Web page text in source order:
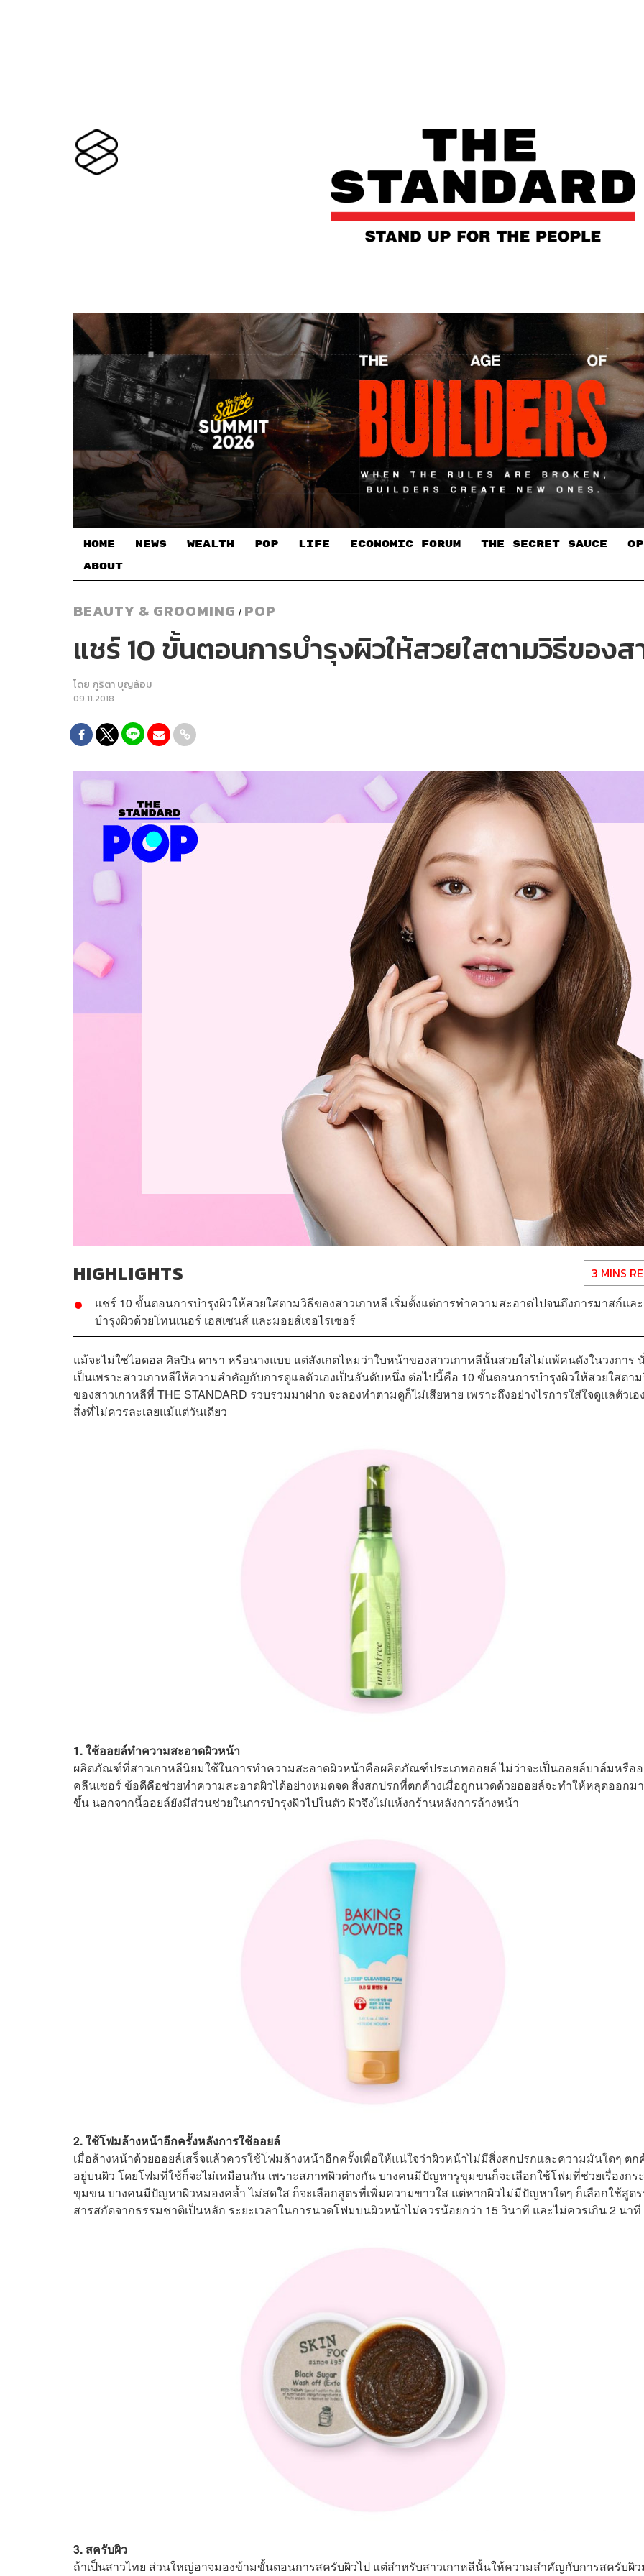
HOME NEWS WEALTH POP LIFE ECONOMIC FORUM THE SECRET SAUCE​
ABOUT
BEAUTY & GROOMING / POP
แชร์ 10 ขั้นตอนการบำรุงผิวให้สวยใสตามวิธีของส
โดย ภูริตา บุญล้อม
09.11.2018
HIGHLIGHTS 3 MINS
แชร์ 10 ขั้นตอนการบำรุงผิวให้สวยใสตามวิธีของสาวเกาหลี เริ่มตั้งแต่การทำความสะอาดไปจนถึงการมาสก์และ
บำรุงผิวด้วยโทนเนอร์ เอสเซนส์ และมอยส์เจอไรเซอร์
แม้จะไม่ใช่ไอดอล ศิลปิน ดารา หรือนางแบบ แต่สังเกตไหมว่าใบหน้าของสาวเกาหลีนั้นสวยใสไม่แพ้คนดังในวงการ
เป็นเพราะสาวเกาหลีให้ความสำคัญกับการดูแลตัวเองเป็นอันดับหนึ่ง ต่อไปนี้คือ 10 ขั้นตอนการบำรุงผิวให้สวยใสตา
ของสาวเกาหลีที่ THE STANDARD รวบรวมมาฝาก จะลองทำตามดูก็ไม่เสียหาย เพราะถึงอย่างไรการใส่ใจดูแลตัวเอ
สิ่งที่ไม่ควรละเลยแม้แต่วันเดียว
1. ใช้ออยล์ทำความสะอาดผิวหน้า
ผลิตภัณฑ์ที่สาวเกาหลีนิยมใช้ในการทำความสะอาดผิวหน้าคือผลิตภัณฑ์ประเภทออยล์ ไม่ว่าจะเป็นออยล์บาล์มหรือ
คลีนเซอร์ ข้อดีคือช่วยทำความสะอาดผิวได้อย่างหมดจด สิ่งสกปรกที่ตกค้างเมื่อถูกนวดด้วยออยล์จะทำให้หลุดออกม
ขึ้น นอกจากนี้ออยล์ยังมีส่วนช่วยในการบำรุงผิวไปในตัว ผิวจึงไม่แห้งกร้านหลังการล้างหน้า
2. ใช้โฟมล้างหน้าอีกครั้งหลังการใช้ออยล์
เมื่อล้างหน้าด้วยออยล์เสร็จแล้วควรใช้โฟมล้างหน้าอีกครั้งเพื่อให้แน่ใจว่าผิวหน้าไม่มีสิ่งสกปรกและความมันใดๆ ตก
อยู่บนผิว โดยโฟมที่ใช้ก็จะไม่เหมือนกัน เพราะสภาพผิวต่างกัน บางคนมีปัญหารูขุมขนก็จะเลือกใช้โฟมที่ช่วยเรื่องกร
ขุมขน บางคนมีปัญหาผิวหมองคล้ำ ไม่สดใส ก็จะเลือกสูตรที่เพิ่มความขาวใส แต่หากผิวไม่มีปัญหาใดๆ ก็เลือกใช้สูต
สารสกัดจากธรรมชาติเป็นหลัก ระยะเวลาในการนวดโฟมบนผิวหน้าไม่ควรน้อยกว่า 15 วินาที และไม่ควรเกิน 2 นาที
3. สครับผิว
ถ้าเป็นสาวไทย ส่วนใหญ่อาจมองข้ามขั้นตอนการสครับผิวไป แต่สำหรับสาวเกาหลีนั้นให้ความสำคัญกับการสครับผิ